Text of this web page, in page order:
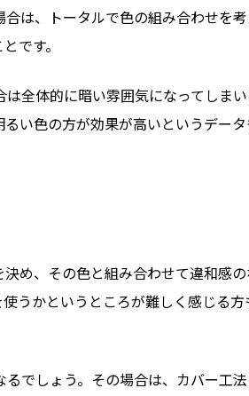
は、トータルで色の組み合わせを
です。
全体的に暗い雰囲気になってしま
い色の方が効果が高いというデー
め、その色と組み合わせて違和感
うかというところが難しく感じる方
でしょう。その場合は、カバー工